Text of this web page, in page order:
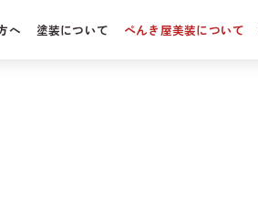
へ 塗装について ぺんき屋美装について